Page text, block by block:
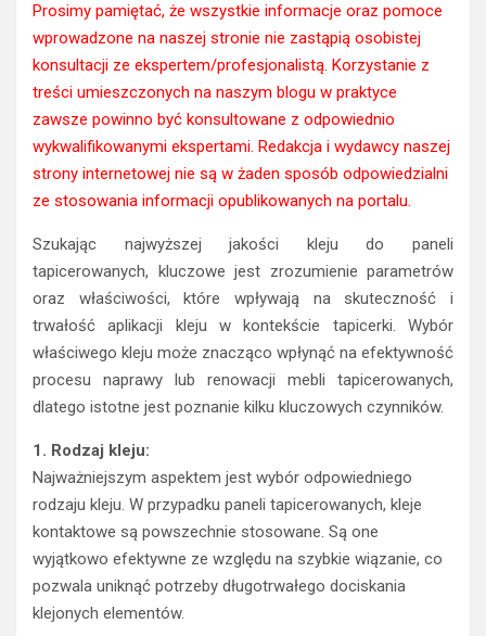
Prosimy pamiętać, że wszystkie informacje oraz pomoce
wprowadzone na naszej stronie nie zastąpią osobistej
konsultacji ze ekspertem/profesjonalistą. Korzystanie z
treści umieszczonych na naszym blogu w praktyce
zawsze powinno być konsultowane z odpowiednio
wykwalifikowanymi ekspertami. Redakcja i wydawcy naszej
strony internetowej nie są w żaden sposób odpowiedzialni
ze stosowania informacji opublikowanych na portalu.
Szukając najwyższej jakości kleju do paneli
tapicerowanych, kluczowe jest zrozumienie parametrów
oraz właściwości, które wpływają na skuteczność i
trwałość aplikacji kleju w kontekście tapicerki. Wybór
właściwego kleju może znacząco wpłynąć na efektywność
procesu naprawy lub renowacji mebli tapicerowanych,
dlatego istotne jest poznanie kilku kluczowych czynników.
1. Rodzaj kleju:
Najważniejszym aspektem jest wybór odpowiedniego
rodzaju kleju. W przypadku paneli tapicerowanych, kleje
kontaktowe są powszechnie stosowane. Są one
wyjątkowo efektywne ze względu na szybkie wiązanie, co
pozwala uniknąć potrzeby długotrwałego dociskania
klejonych elementów.